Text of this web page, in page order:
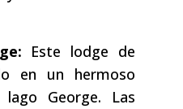
Este lodge de
en un hermoso
George. Las